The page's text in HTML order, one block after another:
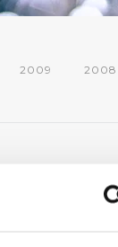
2009 2008